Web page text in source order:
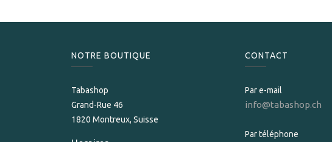
NOTRE BOUTIQUE
Tabashop
Grand-Rue 46
1820 Montreux, Suisse
CONTACT
Par e-mail
info@tabashop.ch
Par téléphone